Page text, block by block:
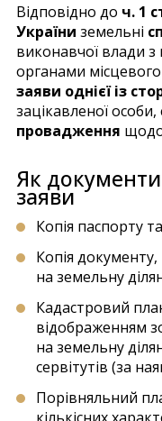
Відповідно до ч. 1
України земельні
виконавчої влади з
органами
заяви однієї із
зацікавленої особи,
провадження
Як документи
заяви
Копія паспорту
Копія
на земельну
Кадастровий
відображенням
на земельну
сервітутів (за
Порівняльний
кількісних